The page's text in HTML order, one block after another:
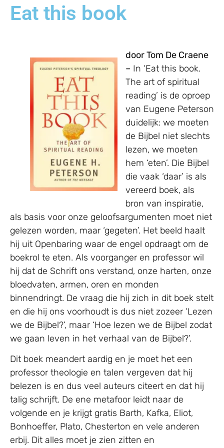
Eat this book
door Tom De Craene
– In ‘Eat this book.
The art of spiritual
reading’ is de oproep
van Eugene Peterson
duidelijk: we moeten
de Bijbel niet slechts
lezen, we moeten
hem ‘eten’. Die Bijbel
die vaak ‘daar’ is als
vereerd boek, als
bron van inspiratie,
als basis voor onze geloofsargumenten moet niet
gelezen worden, maar ‘gegeten’. Het beeld haalt
hij uit Openbaring waar de engel opdraagt om de
boekrol te eten. Als voorganger en professor wil
hij dat de Schrift ons verstand, onze harten, onze
bloedvaten, armen, oren en monden
binnendringt. De vraag die hij zich in dit boek stelt
en die hij ons voorhoudt is dus niet zozeer ‘Lezen
we de Bijbel?’, maar ‘Hoe lezen we de Bijbel zodat
we gaan leven in het verhaal van de Bijbel?’.
Dit boek meandert aardig en je moet het een
professor theologie en talen vergeven dat hij
belezen is en dus veel auteurs citeert en dat hij
talig schrijft. De ene metafoor leidt naar de
volgende en je krijgt gratis Barth, Kafka, Eliot,
Bonhoeffer, Plato, Chesterton en vele anderen
erbij. Dit alles moet je zien zitten en